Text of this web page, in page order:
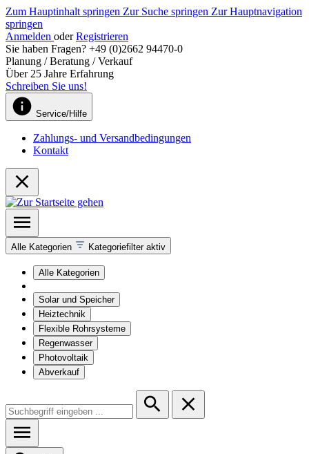
Zum Hauptinhalt springen Zur Suche springen Zur Hauptnavigation
springen
Anmelden oder Registrieren
Sie haben Fragen? +49 (0)2662 94470-0
Planung / Beratung / Verkauf
Über 25 Jahre Erfahrung
Schreiben Sie uns!
Service/Hilfe
Zahlungs- und Versandbedingungen
Kontakt
Alle Kategorien Kategoriefilter aktiv
Alle Kategorien
Solar und Speicher
Heiztechnik
Flexible Rohrsysteme
Regenwasser
Photovoltaik
Abverkauf